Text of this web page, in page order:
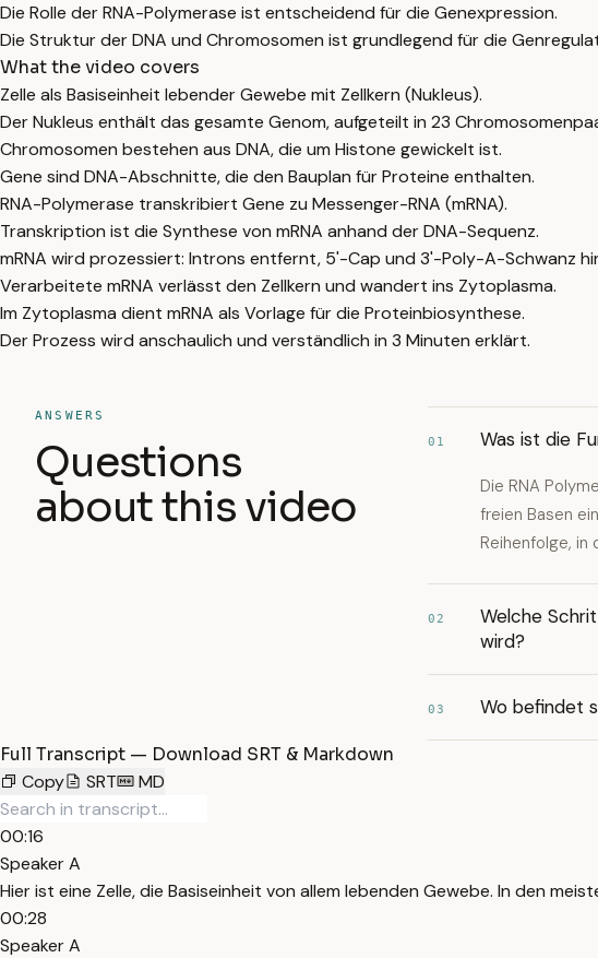
Die Rolle der RNA-Polymerase ist entscheidend für die Genexpression.
Die Struktur der DNA und Chromosomen ist grundlegend für die
What the video covers
Zelle als Basiseinheit lebender Gewebe mit Zellkern (Nukleus).
Der Nukleus enthält das gesamte Genom, aufgeteilt in 23
Chromosomen bestehen aus DNA, die um Histone gewickelt ist.
Gene sind DNA-Abschnitte, die den Bauplan für Proteine enthalten.
RNA-Polymerase transkribiert Gene zu Messenger-RNA (mRNA).
Transkription ist die Synthese von mRNA anhand der DNA-Sequenz.
mRNA wird prozessiert: Introns entfernt, 5'-Cap und 3'-Poly-A-Schwanz
Verarbeitete mRNA verlässt den Zellkern und wandert ins Zytoplasma.
Im Zytoplasma dient mRNA als Vorlage für die Proteinbiosynthese.
Der Prozess wird anschaulich und verständlich in 3 Minuten erklärt.
ANSWERS
Questions
about this video
01 Was ist die
Die RNA
freien Basen
Reihenfolge, in
02
Welche
wird?
03 Wo befindet
Full Transcript — Download SRT & Markdown
Copy
SRT MD
00:16
Speaker A
Hier ist eine Zelle, die Basiseinheit von allem lebenden Gewebe. In den
00:28
Speaker A